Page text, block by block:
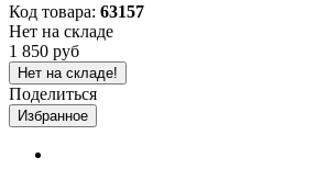
Код товара: 63157
Нет на складе
1 850 руб
Нет на складе!
Поделиться
Избранное